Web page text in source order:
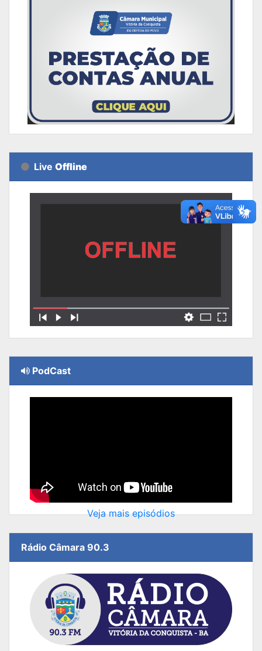
Live Offline
PodCast
Veja mais episódios
Rádio Câmara 90.3